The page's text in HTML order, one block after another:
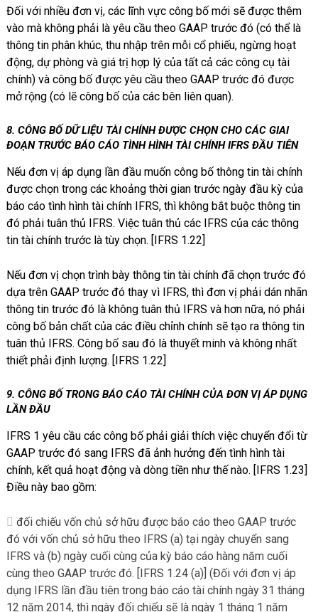
Đối với nhiều đơn vị, các lĩnh vực công bố mới sẽ được thêm
vào mà không phải là yêu cầu theo GAAP trước đó (có thể là
thông tin phân khúc, thu nhập trên mỗi cổ phiếu, ngừng hoạt
động, dự phòng và giá trị hợp lý của tất cả các công cụ tài
chính) và công bố được yêu cầu theo GAAP trước đó được
mở rộng (có lẽ công bố của các bên liên quan).
8. CÔNG BỐ DỮ LIỆU TÀI CHÍNH ĐƯỢC CHỌN CHO CÁC GIAI
ĐOẠN TRƯỚC BÁO CÁO TÌNH HÌNH TÀI CHÍNH IFRS ĐẦU TIÊN
Nếu đơn vị áp dụng lần đầu muốn công bố thông tin tài chính
được chọn trong các khoảng thời gian trước ngày đầu kỳ của
báo cáo tình hình tài chính IFRS, thì không bắt buộc thông tin
đó phải tuân thủ IFRS. Việc tuân thủ các IFRS của các thông
tin tài chính trước là tùy chọn. [IFRS 1.22]
Nếu đơn vị chọn trình bày thông tin tài chính đã chọn trước đó
dựa trên GAAP trước đó thay vì IFRS, thì đơn vị phải dán nhãn
thông tin trước đó là không tuân thủ IFRS và hơn nữa, nó phải
công bố bản chất của các điều chỉnh chính sẽ tạo ra thông tin
tuân thủ IFRS. Công bố sau đó là thuyết minh và không nhất
thiết phải định lượng. [IFRS 1.22]
9. CÔNG BỐ TRONG BÁO CÁO TÀI CHÍNH CỦA ĐƠN VỊ ÁP DỤNG
LẦN ĐẦU
IFRS 1 yêu cầu các công bố phải giải thích việc chuyển đổi từ
GAAP trước đó sang IFRS đã ảnh hưởng đến tình hình tài
chính, kết quả hoạt động và dòng tiền như thế nào. [IFRS 1.23]
Điều này bao gồm:
đối chiếu vốn chủ sở hữu được báo cáo theo GAAP trước
đó với vốn chủ sở hữu theo IFRS (a) tại ngày chuyển sang
IFRS và (b) ngày cuối cùng của kỳ báo cáo hàng năm cuối
cùng theo GAAP trước đó. [IFRS 1.24 (a)] (Đối với đơn vị áp
dụng IFRS lần đầu tiên trong báo cáo tài chính ngày 31 tháng
12 năm 2014, thì ngày đối chiếu sẽ là ngày 1 tháng 1 năm